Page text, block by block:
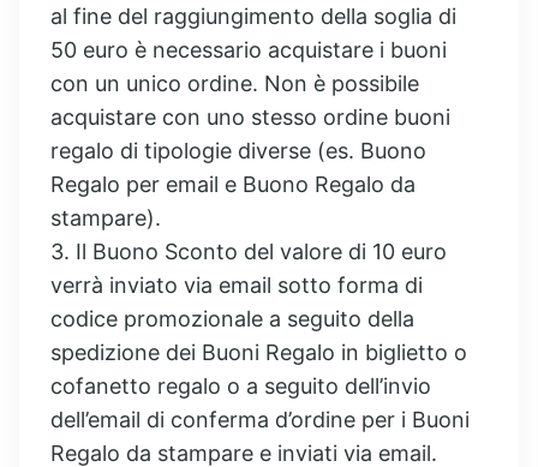
al fine del raggiungimento della soglia di
50 euro è necessario acquistare i buoni
con un unico ordine. Non è possibile
acquistare con uno stesso ordine buoni
regalo di tipologie diverse (es. Buono
Regalo per email e Buono Regalo da
stampare).
3. Il Buono Sconto del valore di 10 euro
verrà inviato via email sotto forma di
codice promozionale a seguito della
spedizione dei Buoni Regalo in biglietto o
cofanetto regalo o a seguito dell’invio
dell’email di conferma d’ordine per i Buoni
Regalo da stampare e inviati via email.